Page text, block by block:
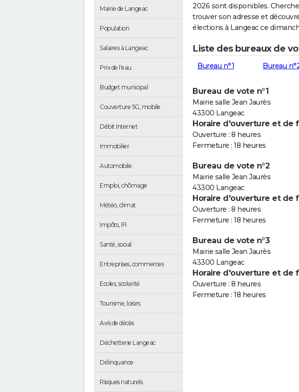
Mairie de Langeac
Population
Salaires à Langeac
Prix de l'eau
Budget municipal
Couverture 5G, mobile
Débit Internet
Immobilier
Automobile
Emploi, chômage
Météo, climat
Impôts, IFI
Santé, social
Entreprises, commerces
Ecoles, scolarité
Tourisme, loisirs
Avis de décès
Déchetterie Langeac
Délinquance
Risques naturels
2026 sont disponibles.
trouver son adresse et
élections à Langeac ce
Liste des bureaux de
Bureau n°1 Bureau
Bureau de vote n°1
Mairie salle Jean Jaurès
43300 Langeac
Horaire d'ouverture et de
Ouverture : 8 heures
Fermeture : 18 heures
Bureau de vote n°2
Mairie salle Jean Jaurès
43300 Langeac
Horaire d'ouverture et de
Ouverture : 8 heures
Fermeture : 18 heures
Bureau de vote n°3
Mairie salle Jean Jaurès
43300 Langeac
Horaire d'ouverture et de
Ouverture : 8 heures
Fermeture : 18 heures